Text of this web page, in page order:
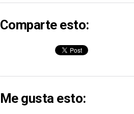
Comparte esto:
Me gusta esto: